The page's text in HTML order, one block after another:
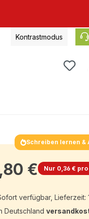
Kontrastmodus
Schreiben lernen &
€ Nur 0,36 € pro
verfügbar, Lieferzeit:
Deutschland